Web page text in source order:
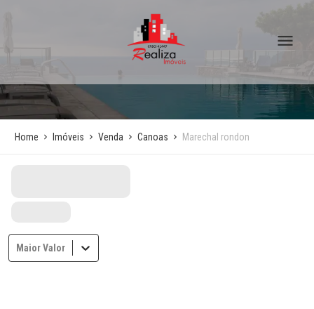
Home Imóveis Venda Canoas Marechal rondon
Maior Valor